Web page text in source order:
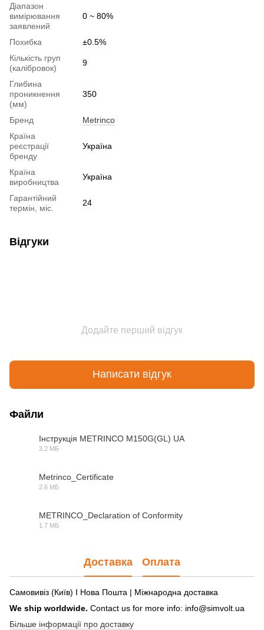
Діапазон
вимірювання
заявлений
0 ~ 80%
Похибка
±0.5%
Кількість груп
(калібровок)
9
Глибина
проникнення
(мм)
350
Бренд
Metrinco
Країна
реєстрації
бренду
Україна
Країна
виробництва
Україна
Гарантійний
термін, міс.
24
Відгуки
Додайте перший відгук
Написати відгук
Файли
Інструкція METRINCO M150G(GL) UA
3.2 МБ
Metrinco_Certificate
2.6 МБ
METRINCO_Declaration of Conformity
1.7 МБ
Доставка Оплата
Самовивіз (Київ) І Нова Пошта | Міжнародна доставка
We ship worldwide. Contact us for more info: info@simvolt.ua
Більше інформації про доставку